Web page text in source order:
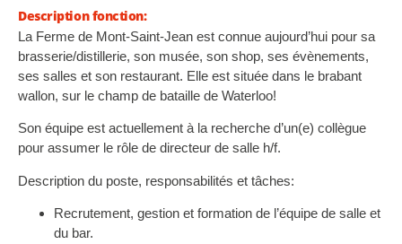
Description fonction:
La Ferme de Mont-Saint-Jean est connue aujourd’hui pour sa
brasserie/distillerie, son musée, son shop, ses évènements,
ses salles et son restaurant. Elle est située dans le brabant
wallon, sur le champ de bataille de Waterloo!
Son équipe est actuellement à la recherche d’un(e) collègue
pour assumer le rôle de directeur de salle h/f.
Description du poste, responsabilités et tâches:
Recrutement, gestion et formation de l’équipe de salle et
du bar.